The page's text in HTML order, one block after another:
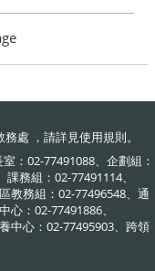
務處 ，請詳見使用規則。
：02-77491088、企劃組：
務組：02-77491114、
教務組：02-77496548、通
：02-77491886、
中心：02-77495903、跨領